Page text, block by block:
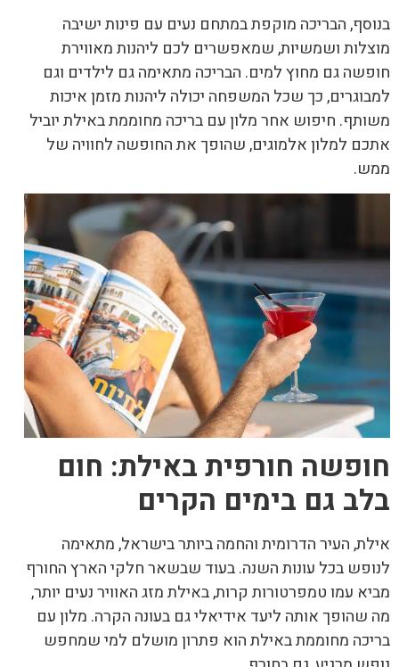
בנוסף, הבריכה מוקפת במתחם נעים עם פינות ישיבה
מוצלות ושמשיות, שמאפשרים לכם ליהנות מאווירת
חופשה גם מחוץ למים. הבריכה מתאימה גם לילדים וגם
למבוגרים, כך שכל המשפחה יכולה ליהנות מזמן איכות
משותף. חיפוש אחר מלון עם בריכה מחוממת באילת יוביל
אתכם למלון אלמוגים, שהופך את החופשה לחוויה של
ממש.
חופשה חורפית באילת: חום
בלב גם בימים הקרים
אילת, העיר הדרומית והחמה ביותר בישראל, מתאימה
לנופש בכל עונות השנה. בעוד שבשאר חלקי הארץ החורף
מביא עמו טמפרטורות קרות, באילת מזג האוויר נעים יותר,
מה שהופך אותה ליעד אידיאלי גם בעונה הקרה. מלון עם
בריכה מחוממת באילת הוא פתרון מושלם למי שמחפש